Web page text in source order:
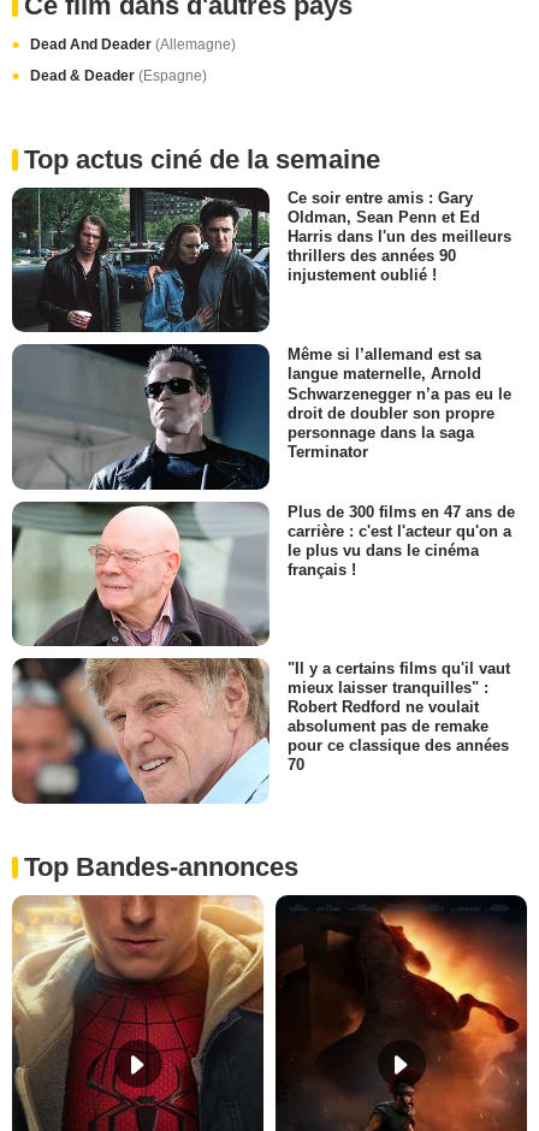
Dead And Deader (Allemagne)
Dead & Deader (Espagne)
Top actus ciné de la semaine
Ce soir entre amis : Gary
Oldman, Sean Penn et Ed
Harris dans l'un des meilleurs
thrillers des années 90
injustement oublié !
Même si l’allemand est sa
langue maternelle, Arnold
Schwarzenegger n’a pas eu le
droit de doubler son propre
personnage dans la saga
Terminator
Plus de 300 films en 47 ans de
carrière : c'est l'acteur qu'on a
le plus vu dans le cinéma
français !
"Il y a certains films qu'il vaut
mieux laisser tranquilles" :
Robert Redford ne voulait
absolument pas de remake
pour ce classique des années
70
Top Bandes-annonces